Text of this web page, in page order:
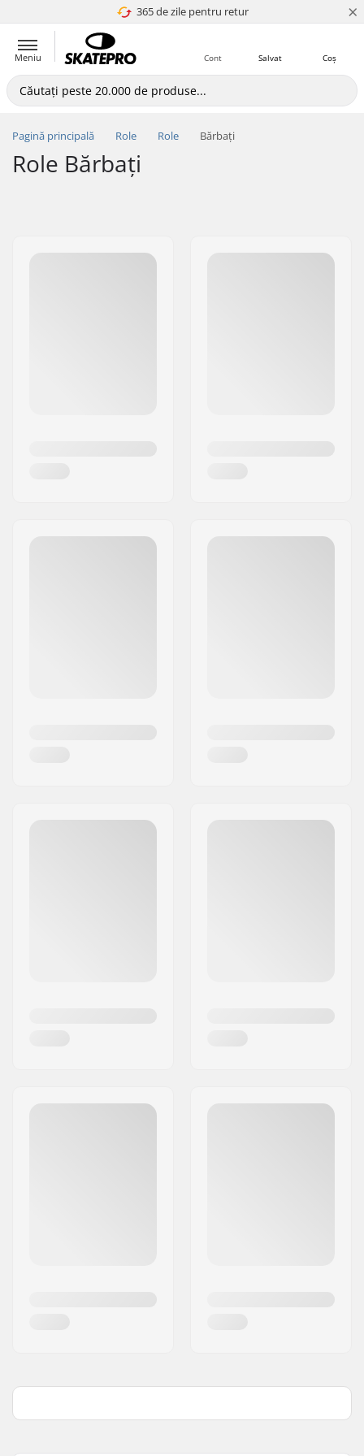
365 de zile pentru retur
4.8 a 5 ×
Meniu Coș
Salvat
Cont
Pagină principală Role Role Bărbați
Role Bărbați